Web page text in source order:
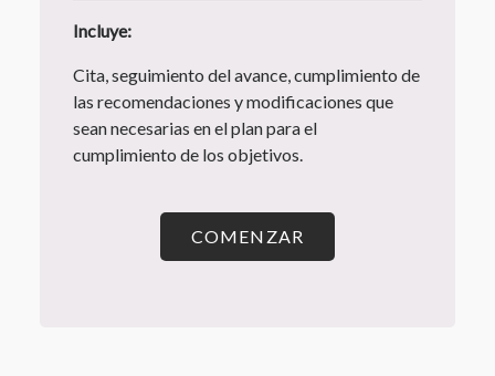
Incluye:
Cita, seguimiento del avance, cumplimiento de
las recomendaciones y modificaciones que
sean necesarias en el plan para el
cumplimiento de los objetivos.
COMENZAR